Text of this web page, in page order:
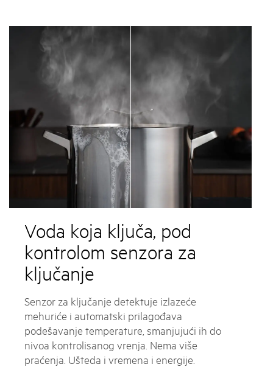
Voda koja ključa, pod
kontrolom senzora za
ključanje
Senzor za ključanje detektuje izlazeće
mehuriće i automatski prilagođava
podešavanje temperature, smanjujući ih do
nivoa kontrolisanog vrenja. Nema više
praćenja. Ušteda i vremena i energije.